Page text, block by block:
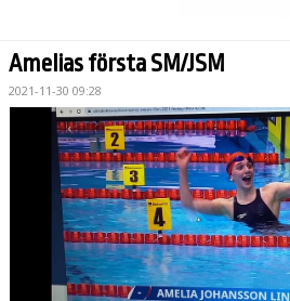
DOKUMENT
SEGEVÅNGSBADET
KLUBBSHOP
BLI SPONSOR
ANTIDOPING
Amelias första SM/JSM
2021-11-30 09:28